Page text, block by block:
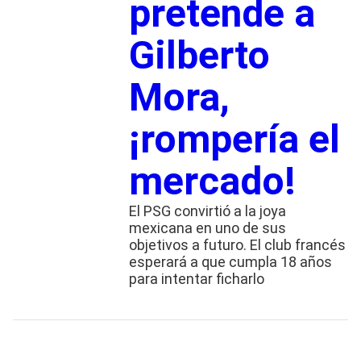
pretende a
Gilberto
Mora,
¡rompería el
mercado!
El PSG convirtió a la joya
mexicana en uno de sus
objetivos a futuro. El club francés
esperará a que cumpla 18 años
para intentar ficharlo